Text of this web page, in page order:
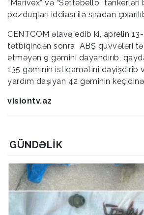
“Marivex” və “Settebello” tankerləri
pozduqları iddiası ilə sıradan
CENTCOM əlavə edib ki, aprelin
tətbiqindən sonra ABŞ qüvvələri
etməyən 9 gəmini dayandırıb,
135 gəminin istiqamətini dəyişdirib
yardım daşıyan 42 gəminin
visiontv.az
GÜNDƏLIK